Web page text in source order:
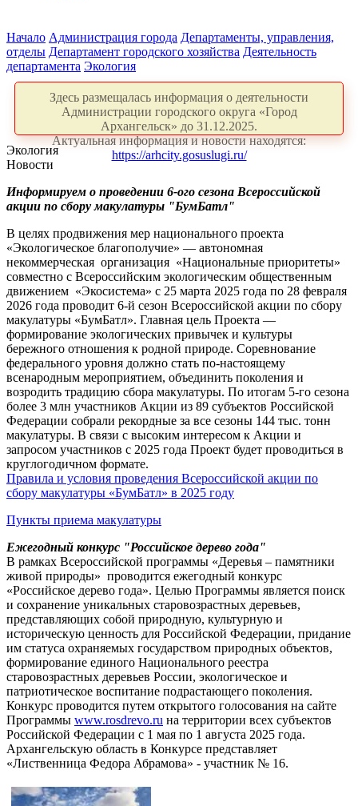
Начало Администрация города Департаменты, управления,
отделы Департамент городского хозяйства Деятельность
департамента Экология
Здесь размещалась информация о деятельности
Администрации городского округа «Город
Архангельск» до 31.12.2025.
Актуальная информация и новости находятся:
https://arhcity.gosuslugi.ru/
Экология
Новости
Информируем о проведении 6-ого сезона Всероссийской
акции по сбору макулатуры "БумБатл"
В целях продвижения мер национального проекта
«Экологическое благополучие» — автономная
некоммерческая организация «Национальные приоритеты»
совместно с Всероссийским экологическим общественным
движением «Экосистема» с 25 марта 2025 года по 28 февраля
2026 года проводит 6-й сезон Всероссийской акции по сбору
макулатуры «БумБатл». Главная цель Проекта —
формирование экологических привычек и культуры
бережного отношения к родной природе. Соревнование
федерального уровня должно стать по-настоящему
всенародным мероприятием, объединить поколения и
возродить традицию сбора макулатуры. По итогам 5-го сезона
более 3 млн участников Акции из 89 субъектов Российской
Федерации собрали рекордные за все сезоны 144 тыс. тонн
макулатуры. В связи с высоким интересом к Акции и
запросом участников с 2025 года Проект будет проводиться в
круглогодичном формате.
Правила и условия проведения Всероссийской акции по
сбору макулатуры «БумБатл» в 2025 году
Пункты приема макулатуры
Ежегодный конкурс "Российское дерево года"
В рамках Всероссийской программы «Деревья – памятники
живой природы» проводится ежегодный конкурс
«Российское дерево года». Целью Программы является поиск
и сохранение уникальных старовозрастных деревьев,
представляющих собой природную, культурную и
историческую ценность для Российской Федерации, придание
им статуса охраняемых государством природных объектов,
формирование единого Национального реестра
старовозрастных деревьев России, экологическое и
патриотическое воспитание подрастающего поколения.
Конкурс проводится путем открытого голосования на сайте
Программы www.rosdrevo.ru на территории всех субъектов
Российской Федерации с 1 мая по 1 августа 2025 года.
Архангельскую область в Конкурсе представляет
«Лиственница Федора Абрамова» - участник № 16.